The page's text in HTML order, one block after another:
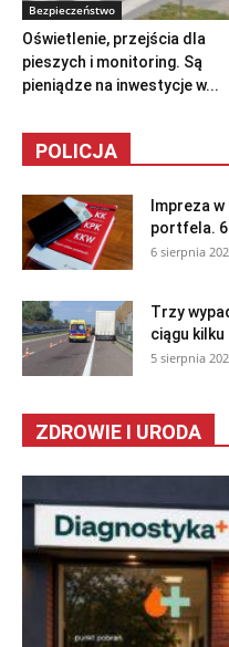
Bezpieczeństwo
Oświetlenie, przejścia dla
pieszych i monitoring. Są
pieniądze na inwestycje w...
POLICJA
Impreza
portfela.
6 sierpnia
Trzy
ciągu
5 sierpnia
ZDROWIE I URODA